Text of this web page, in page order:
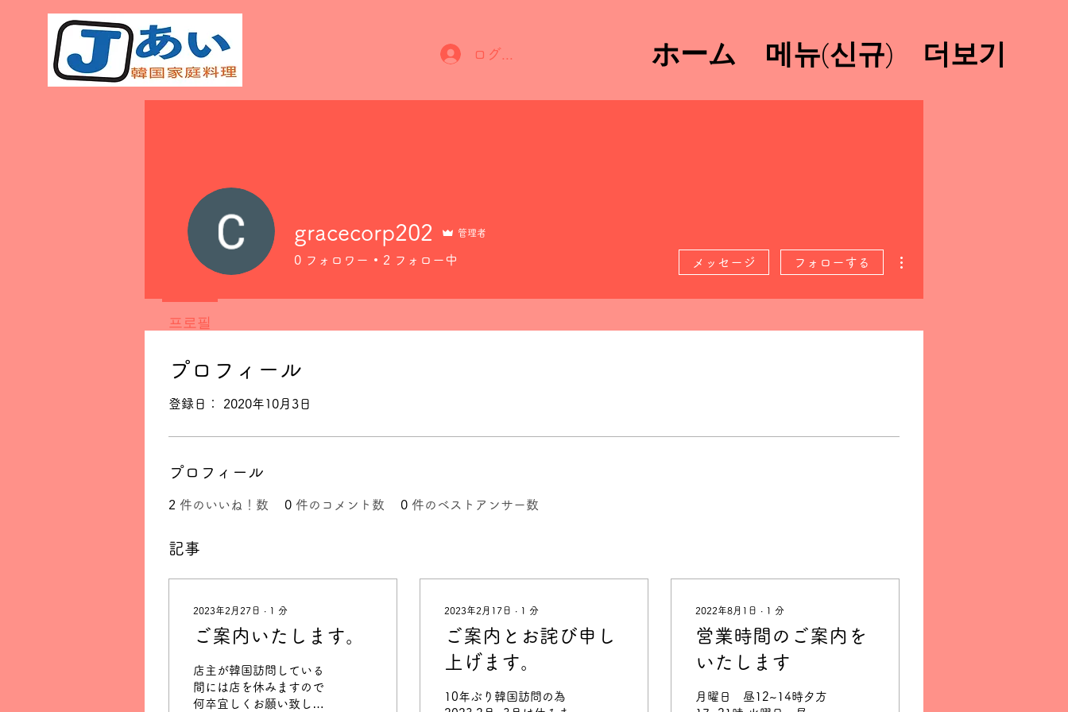
ログイン ホーム 메뉴(신규) 더보기
プロフィール
登録日： 2020年10月3日
プロフィール
2 件のいいね！数 0 件のコメント数 0 件のベストアンサー数
記事
2023年2月27日 ∙ 1 分
ご案内いたします。
店主が韓国訪問している
間には店を休みますので
何卒宜しくお願い致しま
2023年2月17日 ∙ 1 分
ご案内とお詫び申し
上げます。
10年ぶり韓国訪問の為
2022年8月1日 ∙ 1 分
営業時間のご案内を
いたします
月曜日 昼12~14時夕方
gracecorp202 管理者
0 フォロワー 2 フォロー中 メッセージ フォローする
프로필